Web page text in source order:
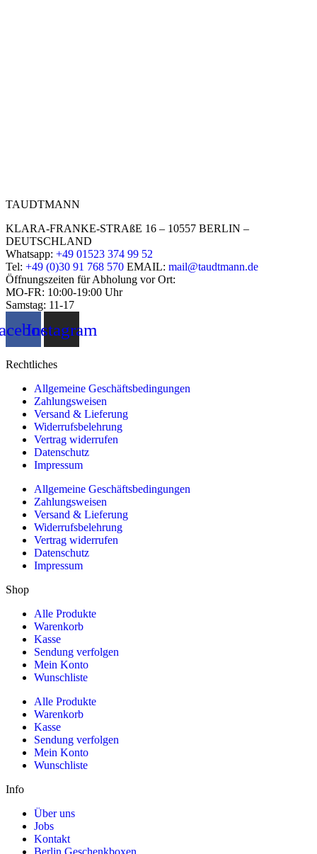
TAUDTMANN
KLARA-FRANKE-STRAßE 16 – 10557 BERLIN –
DEUTSCHLAND
Whatsapp: +49 01523 374 99 52
Tel: +49 (0)30 91 768 570 EMAIL: mail@taudtmann.de
Öffnungszeiten für Abholung vor Ort:
MO-FR: 10:00-19:00 Uhr
Samstag: 11-17
Instagram
Rechtliches
Allgemeine Geschäftsbedingungen
Zahlungsweisen
Versand & Lieferung
Widerrufsbelehrung
Vertrag widerrufen
Datenschutz
Impressum
Allgemeine Geschäftsbedingungen
Zahlungsweisen
Versand & Lieferung
Widerrufsbelehrung
Vertrag widerrufen
Datenschutz
Impressum
Shop
Alle Produkte
Warenkorb
Kasse
Sendung verfolgen
Mein Konto
Wunschliste
Alle Produkte
Warenkorb
Kasse
Sendung verfolgen
Mein Konto
Wunschliste
Info
Über uns
Jobs
Kontakt
Berlin Geschenkboxen